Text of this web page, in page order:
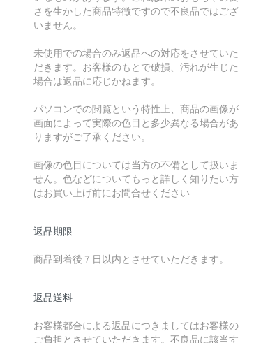
さを生かした商品特徴ですので不良品ではござ
いません。
未使用での場合のみ返品への対応をさせていた
だきます。お客様のもとで破損、汚れが生じた
場合は返品に応じかねます。
パソコンでの閲覧という特性上、商品の画像が
画面によって実際の色目と多少異なる場合があ
りますがご了承ください。
画像の色目については当方の不備として扱いま
せん。色などについてもっと詳しく知りたい方
はお買い上げ前にお問合せください
返品期限
商品到着後７日以内とさせていただきます。
返品送料
お客様都合による返品につきましてはお客様の
ご負担とさせていただきます。不良品に該当す